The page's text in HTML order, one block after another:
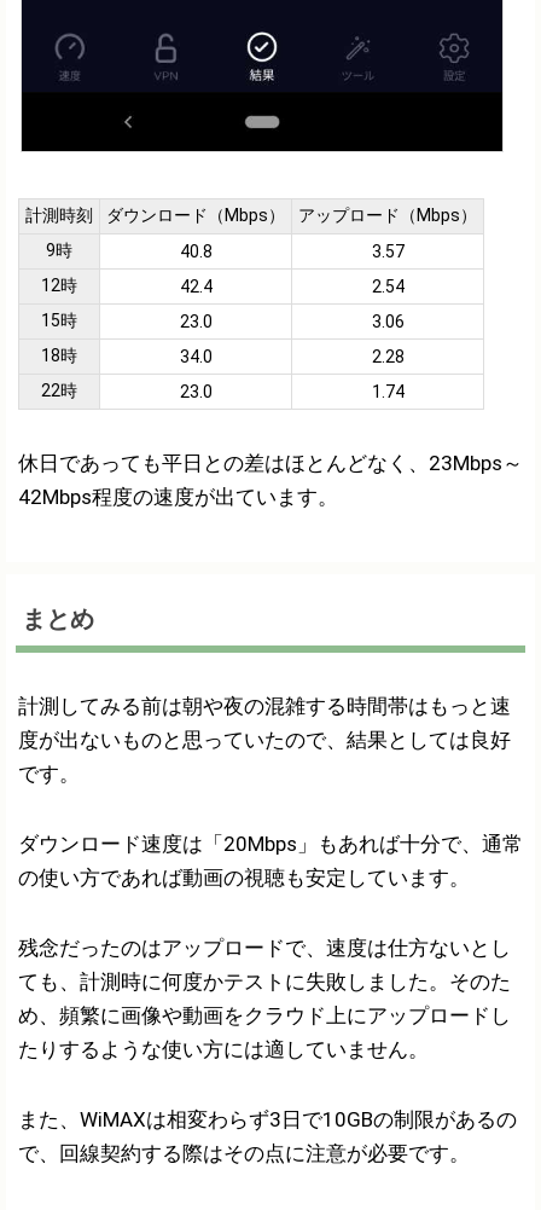
計測時刻 ダウンロード（Mbps）
アップロード（Mbps）
9時
40.8
3.57
12時
42.4
2.54
15時
23.0
3.06
18時
34.0
2.28
22時
23.0 1.74
休日であっても平日との差はほとんどなく、23Mbps～
42Mbps程度の速度が出ています。
まとめ
計測してみる前は朝や夜の混雑する時間帯はもっと速
度が出ないものと思っていたので、結果としては良好
です。
ダウンロード速度は「20Mbps」もあれば十分で、通常
の使い方であれば動画の視聴も安定しています。
残念だったのはアップロードで、速度は仕方ないとし
ても、計測時に何度かテストに失敗しました。そのた
め、頻繁に画像や動画をクラウド上にアップロードし
たりするような使い方には適していません。
また、WiMAXは相変わらず3日で10GBの制限があるの
で、回線契約する際はその点に注意が必要です。